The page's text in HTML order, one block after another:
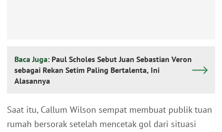
Baca Juga: Paul Scholes Sebut Juan Sebastian Veron
sebagai Rekan Setim Paling Bertalenta, Ini
Alasannya
Saat itu, Callum Wilson sempat membuat publik tuan
rumah bersorak setelah mencetak gol dari situasi